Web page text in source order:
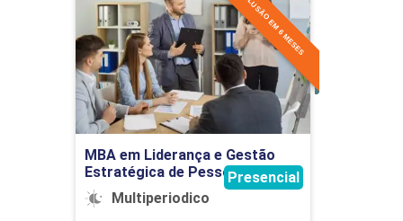
MBA em Liderança e Gestão
Estratégica de Pessoas
Multiperiodico
Presencial
CONCLUSÃO EM 6 MESES
Gestão Estratégica de
Pessoas
Detalhes do curso